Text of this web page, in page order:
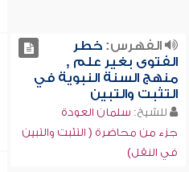
الفهرس:خطر
الفتوى بغير علم ,
منهج السنة النبوية في
التثبت والتبين
للشيخ: سلمان العودة
جزء من محاضرة ( التثبت والتبين
في النقل)